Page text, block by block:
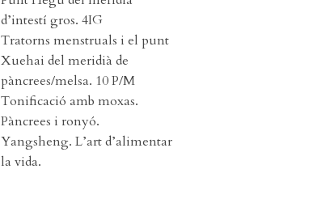
d’intestí gros. 4IG
Tratorns menstruals i el punt
Xuehai del meridià de
pàncrees/melsa. 10 P/M
Tonificació amb moxas.
Pàncrees i ronyó.
Yangsheng. L’art d’alimentar
la vida.